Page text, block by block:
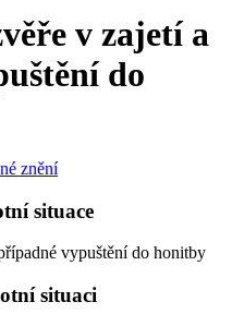
v zajetí a
do
znění
situace
vypuštění do honitby
situaci